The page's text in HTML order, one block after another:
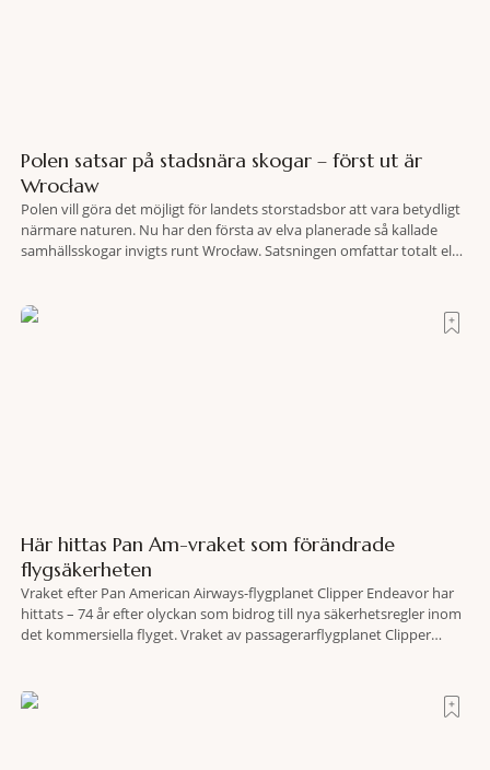
Polen satsar på stadsnära skogar – först ut är
Wrocław
Polen vill göra det möjligt för landets storstadsbor att vara betydligt
närmare naturen. Nu har den första av elva planerade så kallade
samhällsskogar invigts runt Wrocław. Satsningen omfattar totalt elva
fler människor ska kunna promenera, motionera
Här hittas Pan Am-vraket som förändrade
flygsäkerheten
Vraket efter Pan American Airways-flygplanet Clipper Endeavor har
hittats – 74 år efter olyckan som bidrog till nya säkerhetsregler inom
det kommersiella flyget. Vraket av passagerarflygplanet Clipper
lokaliserades den 2 juni i år med hjälp